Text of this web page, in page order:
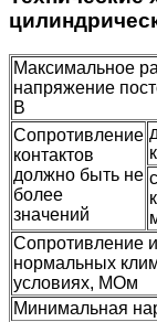
Максимальное
напряжение
В
Сопротивление
контактов
должно быть не
более
значений
Сопротивление
нормальных
условиях, МОм
Минимальная